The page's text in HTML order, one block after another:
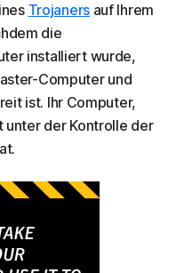
Trojanersauf Ihrem
die
installiert wurde,
Computer und
ist. Ihr Computer,
der Kontrolle der